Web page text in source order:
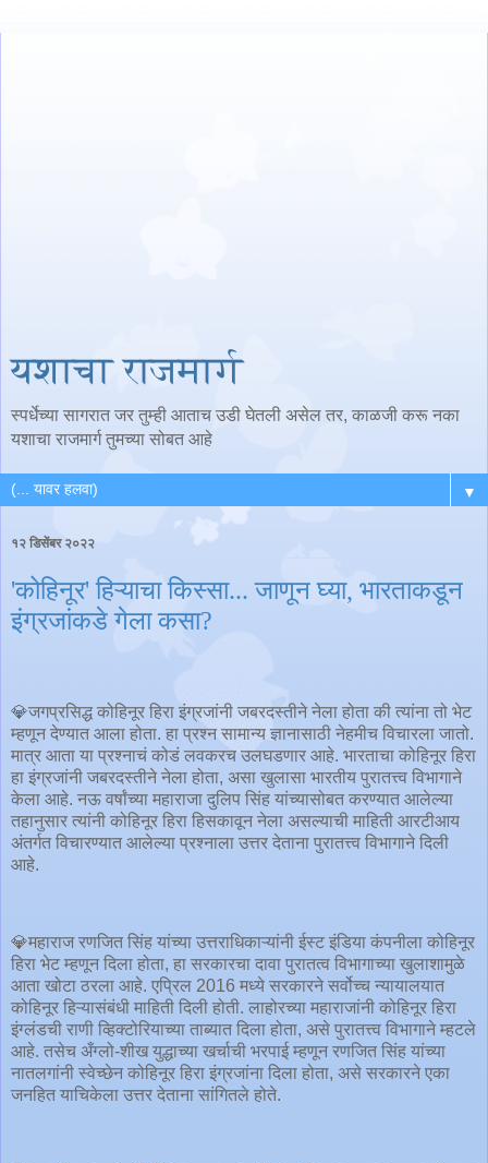
यशाचा राजमार्ग
स्पर्धेच्या सागरात जर तुम्ही आताच उडी घेतली असेल तर, काळजी करू नका
यशाचा राजमार्ग तुमच्या सोबत आहे
▼
१२ डिसेंबर २०२२
'कोहिनूर' हिऱ्याचा किस्सा... जाणून घ्या, भारताकडून
इंग्रजांकडे गेला कसा?
💎जगप्रसिद्ध कोहिनूर हिरा इंग्रजांनी जबरदस्तीने नेला होता की त्यांना तो भेट
म्हणून देण्यात आला होता. हा प्रश्न सामान्य ज्ञानासाठी नेहमीच विचारला जातो.
मात्र आता या प्रश्नाचं कोडं लवकरच उलघडणार आहे. भारताचा कोहिनूर हिरा
हा इंग्रजांनी जबरदस्तीने नेला होता, असा खुलासा भारतीय पुरातत्त्व विभागाने
केला आहे. नऊ वर्षांच्या महाराजा दुलिप सिंह यांच्यासोबत करण्यात आलेल्या
तहानुसार त्यांनी कोहिनूर हिरा हिसकावून नेला असल्याची माहिती आरटीआय
अंतर्गत विचारण्यात आलेल्या प्रश्नाला उत्तर देताना पुरातत्त्व विभागाने दिली
आहे.
💎महाराज रणजित सिंह यांच्या उत्तराधिकाऱ्यांनी ईस्ट इंडिया कंपनीला कोहिनूर
हिरा भेट म्हणून दिला होता, हा सरकारचा दावा पुरातत्व विभागाच्या खुलाशामुळे
आता खोटा ठरला आहे. एप्रिल 2016 मध्ये सरकारने सर्वोच्च न्यायालयात
कोहिनूर हिऱ्यासंबंधी माहिती दिली होती. लाहोरच्या महाराजांनी कोहिनूर हिरा
इंग्लंडची राणी व्हिक्टोरियाच्या ताब्यात दिला होता, असे पुरातत्त्व विभागाने म्हटले
आहे. तसेच अँग्लो-शीख युद्धाच्या खर्चाची भरपाई म्हणून रणजित सिंह यांच्या
नातलगांनी स्वेच्छेन कोहिनूर हिरा इंग्रजांना दिला होता, असे सरकारने एका
जनहित याचिकेला उत्तर देताना सांगितले होते.